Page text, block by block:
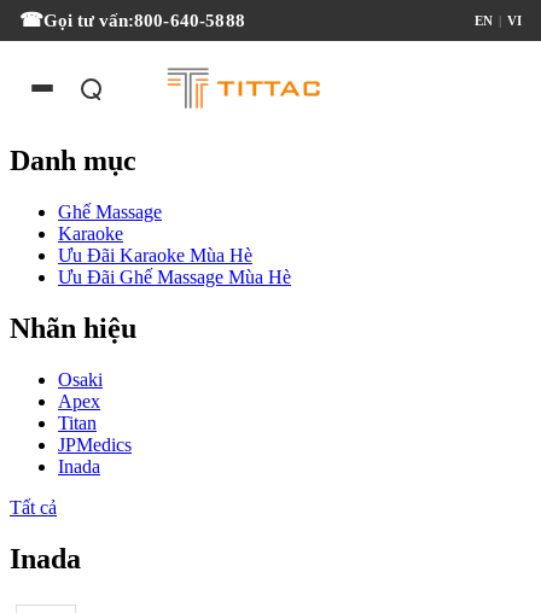
Gọi tư vấn:800-640-5888 EN | VI
×
Loại
Con
3D
Loại
Đường
Lăn
Đường
Lăn
Track
Tính
Năng
Phổ
Biến
Đo
Cơ
Danh mục
Ghế Massage
Karaoke
Ưu Đãi Karaoke Mùa Hè
Ưu Đãi Ghế Massage Mùa Hè
Nhãn hiệu
Osaki
Apex
Titan
JPMedics
Inada
Tất cả
Inada